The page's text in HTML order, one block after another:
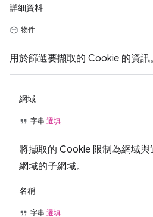
詳細資料
物件
用於篩選要擷取的 Cookie 的資訊。
網域
字串 選填
將擷取的 Cookie 限制為網域
網域的子網域。
名稱
字串 選填